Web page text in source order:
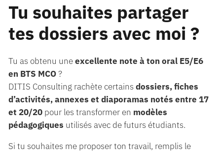
Tu souhaites partager
tes dossiers avec moi ?
Tu as obtenu uneexcellente note à ton oral E5/E6
en BTS MCO?
DITIS Consulting rachète certains dossiers, fiches
d’activités, annexes et diaporamas notés entre 17
et 20/20 pour les transformer en modèles
pédagogiques utilisés avec de futurs étudiants.
Si tu souhaites me proposer ton travail, remplis le